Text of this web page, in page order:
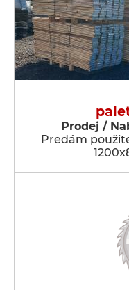
Prodej /
Predám